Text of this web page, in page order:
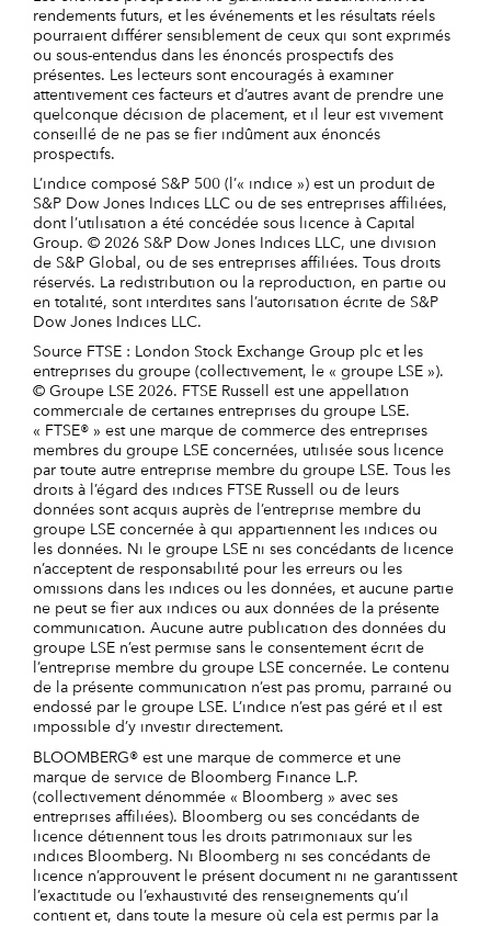
rendements futurs, et les événements et les résultats réels
pourraient différer sensiblement de ceux qui sont exprimés
ou sous-entendus dans les énoncés prospectifs des
présentes. Les lecteurs sont encouragés à examiner
attentivement ces facteurs et d’autres avant de prendre une
quelconque décision de placement, et il leur est vivement
conseillé de ne pas se fier indûment aux énoncés
prospectifs.
L’indice composé S&P 500 (l’« indice ») est un produit de
S&P Dow Jones Indices LLC ou de ses entreprises affiliées,
dont l’utilisation a été concédée sous licence à Capital
Group. © 2026 S&P Dow Jones Indices LLC, une division
de S&P Global, ou de ses entreprises affiliées. Tous droits
réservés. La redistribution ou la reproduction, en partie ou
en totalité, sont interdites sans l’autorisation écrite de S&P
Dow Jones Indices LLC.
Source FTSE : London Stock Exchange Group plc et les
entreprises du groupe (collectivement, le « groupe LSE »).
© Groupe LSE 2026. FTSE Russell est une appellation
commerciale de certaines entreprises du groupe LSE.
« FTSE® » est une marque de commerce des entreprises
membres du groupe LSE concernées, utilisée sous licence
par toute autre entreprise membre du groupe LSE. Tous les
droits à l’égard des indices FTSE Russell ou de leurs
données sont acquis auprès de l’entreprise membre du
groupe LSE concernée à qui appartiennent les indices ou
les données. Ni le groupe LSE ni ses concédants de licence
n’acceptent de responsabilité pour les erreurs ou les
omissions dans les indices ou les données, et aucune partie
ne peut se fier aux indices ou aux données de la présente
communication. Aucune autre publication des données du
groupe LSE n’est permise sans le consentement écrit de
l’entreprise membre du groupe LSE concernée. Le contenu
de la présente communication n’est pas promu, parrainé ou
endossé par le groupe LSE. L’indice n’est pas géré et il est
impossible d’y investir directement.
BLOOMBERG® est une marque de commerce et une
marque de service de Bloomberg Finance L.P.
(collectivement dénommée « Bloomberg » avec ses
entreprises affiliées). Bloomberg ou ses concédants de
licence détiennent tous les droits patrimoniaux sur les
indices Bloomberg. Ni Bloomberg ni ses concédants de
licence n’approuvent le présent document ni ne garantissent
l’exactitude ou l’exhaustivité des renseignements qu’il
contient et, dans toute la mesure où cela est permis par la